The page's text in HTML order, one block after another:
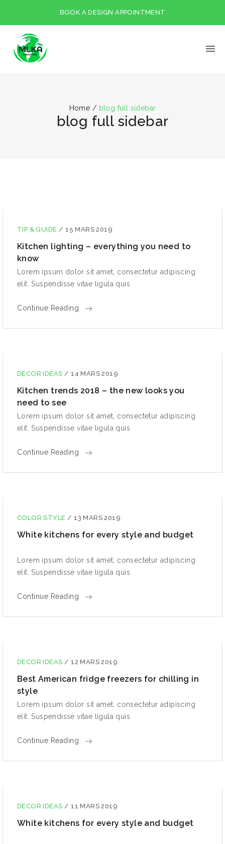
BOOK A DESIGN APPOINTMENT
Home / blog full sidebar
blog full sidebar
TIP & GUIDE / 15 MARS 2019
Kitchen lighting – everything you need to
know
Lorem ipsum dolor sit amet, consectetur adipiscing
elit. Suspendisse vitae ligula quis
Continue Reading
DECOR IDEAS / 14 MARS 2019
Kitchen trends 2018 – the new looks you
need to see
Lorem ipsum dolor sit amet, consectetur adipiscing
elit. Suspendisse vitae ligula quis
Continue Reading
COLOR STYLE / 13 MARS 2019
White kitchens for every style and budget
Lorem ipsum dolor sit amet, consectetur adipiscing
elit. Suspendisse vitae ligula quis
Continue Reading
DECOR IDEAS / 12 MARS 2019
Best American fridge freezers for chilling in
style
Lorem ipsum dolor sit amet, consectetur adipiscing
elit. Suspendisse vitae ligula quis
Continue Reading
DECOR IDEAS / 11 MARS 2019
White kitchens for every style and budget